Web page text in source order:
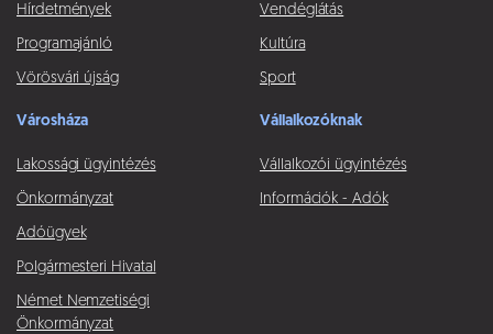
Hírdetmények
Programajánló
Vörösvári újság
Vendéglátás
Kultúra
Sport
Városháza
Lakossági ügyintézés
Önkormányzat
Adóügyek
Polgármesteri Hivatal
Német Nemzetiségi
Önkormányzat
Vállalkozóknak
Vállalkozói ügyintézés
Információk - Adók